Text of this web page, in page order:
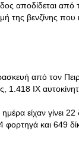
αποδίδεται από
της βενζίνης
από τον
1.418 ΙΧ
ημέρα είχαν γίνει
φορτηγά και 649